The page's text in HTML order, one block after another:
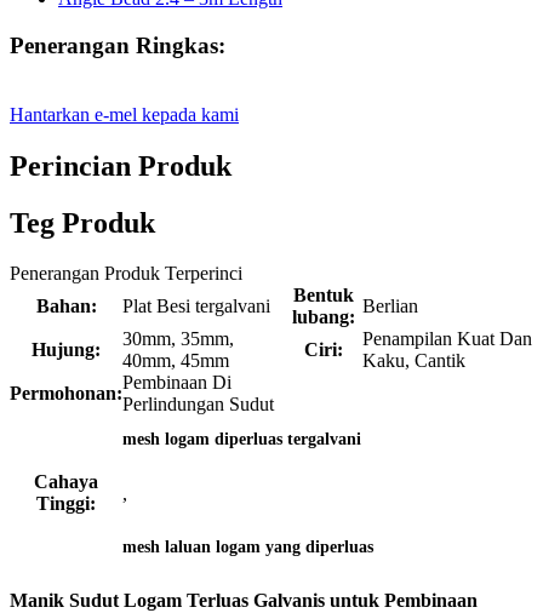
Penerangan Ringkas:
Hantarkan e-mel kepada kami
Perincian Produk
Teg Produk
Penerangan Produk Terperinci
Bahan:
Plat Besi tergalvani
Bentuk
lubang:
Berlian
Hujung:
30mm, 35mm,
40mm, 45mm
Ciri:
Penampilan Kuat Dan
Kaku, Cantik
Permohonan:
Pembinaan Di
Perlindungan Sudut
Cahaya
Tinggi:
mesh logam diperluas tergalvani
,
mesh laluan logam yang diperluas
Manik Sudut Logam Terluas Galvanis untuk Pembinaan